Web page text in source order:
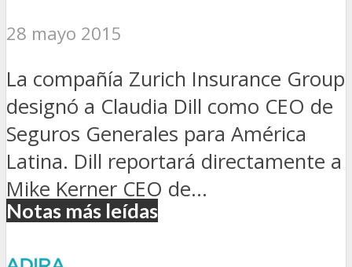
28 mayo 2015
La compañía Zurich Insurance Group
designó a Claudia Dill como CEO de
Seguros Generales para América
Latina. Dill reportará directamente a
Mike Kerner CEO de...
Notas más leídas